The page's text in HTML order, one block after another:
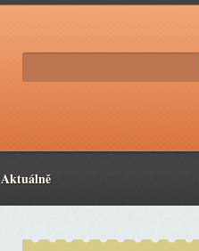
Aktuálně